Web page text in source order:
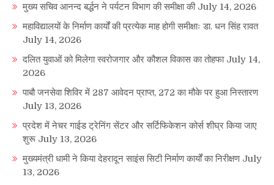
मुख्य सचिव आनन्द बर्द्धन ने पर्यटन विभाग की समीक्षा की July 14, 2026
महाविद्यालयों के निर्माण कार्यों की प्रत्येक माह होगी समीक्षाः डा. धन सिंह रावत
July 14, 2026
दलित युवाओं को मिलेगा स्वरोजगार और कौशल विकास का तोहफा July 14,
2026
पाबौ जनसेवा शिविर में 287 आवेदन प्राप्त, 272 का मौके पर हुआ निस्तारण
July 13, 2026
प्रदेश में नेचर गाईड ट्रेनिंग सेंटर और सर्टिफिकेशन कोर्स शीघ्र किया जाए
शुरू July 13, 2026
मुख्यमंत्री धामी ने किया देहरादून साइंस सिटी निर्माण कार्यों का निरीक्षण July
13, 2026